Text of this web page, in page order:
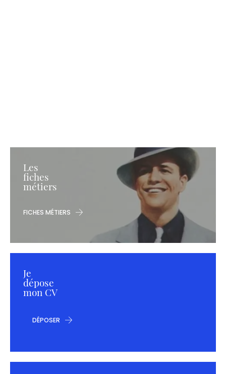
Les
fiches
métiers
FICHES MÉTIERS
Je
dépose
mon CV
DÉPOSER